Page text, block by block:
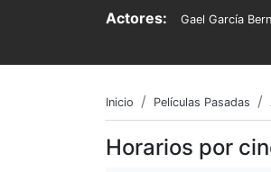
Actores:
Gael García
Inicio Películas Pasadas
Horarios por